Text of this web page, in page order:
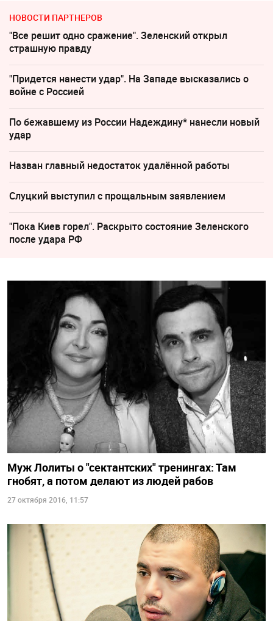
НОВОСТИ ПАРТНЕРОВ
"Все решит одно сражение". Зеленский открыл
страшную правду
"Придется нанести удар". На Западе высказались о
войне с Россией
По бежавшему из России Надеждину* нанесли новый
удар
Назван главный недостаток удалённой работы
Слуцкий выступил с прощальным заявлением
"Пока Киев горел". Раскрыто состояние Зеленского
после удара РФ
Муж Лолиты о "сектантских" тренингах: Там
гнобят, а потом делают из людей рабов
27 октября 2016, 11:57